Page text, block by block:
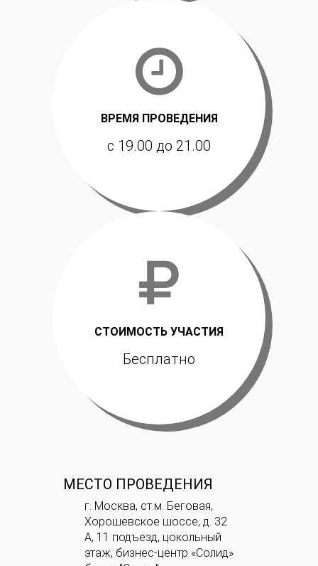
ВРЕМЯ ПРОВЕДЕНИЯ
с 19.00 до 21.00
СТОИМОСТЬ УЧАСТИЯ
Бесплатно
МЕСТО ПРОВЕДЕНИЯ
г. Москва, ст.м. Беговая,
Хорошевское шоссе, д. 32
А, 11 подъезд, цокольный
этаж, бизнес-центр «Солид»